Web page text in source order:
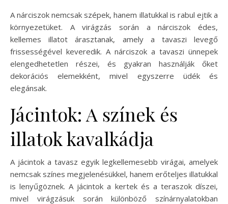
A nárciszok nemcsak szépek, hanem illatukkal is rabul ejtik a
környezetüket. A virágzás során a nárciszok édes,
kellemes illatot árasztanak, amely a tavaszi levegő
frissességével keveredik. A nárciszok a tavaszi ünnepek
elengedhetetlen részei, és gyakran használják őket
dekorációs elemekként, mivel egyszerre üdék és
elegánsak.
Jácintok: A színek és
illatok kavalkádja
A jácintok a tavasz egyik legkellemesebb virágai, amelyek
nemcsak színes megjelenésükkel, hanem erőteljes illatukkal
is lenyűgöznek. A jácintok a kertek és a teraszok díszei,
mivel virágzásuk során különböző színárnyalatokban